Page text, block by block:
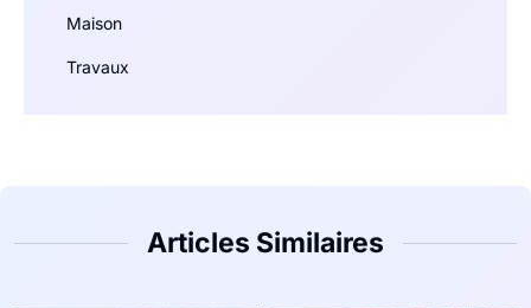
Maison
Travaux
Articles Similaires